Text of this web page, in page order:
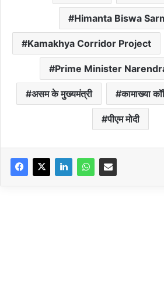
Himanta Biswa
Kamakhya Corridor Project
Prime Minister
असम के मुख्यमंत्री कामाख्या
पीएम मोदी